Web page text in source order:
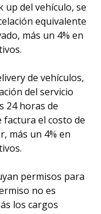
up del vehículo, se
equivalente
más un 4% en
de vehículos,
del servicio
24 horas de
factura el costo de
más un 4% en
permisos para
no es
los cargos